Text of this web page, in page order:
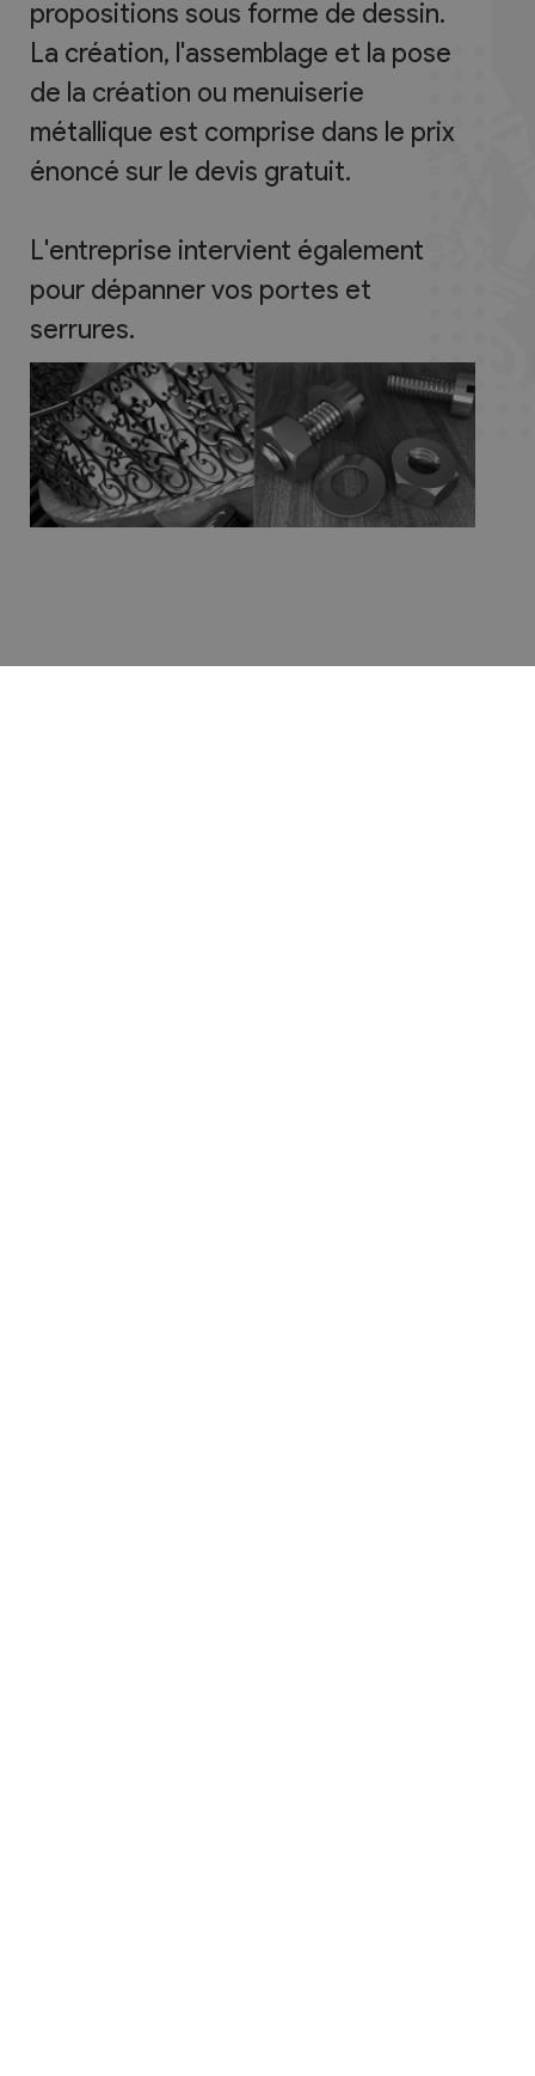
propositions sous forme de dessin.
La création, l'assemblage et la pose
de la création ou menuiserie
métallique est comprise dans le prix
énoncé sur le devis gratuit.
L'entreprise intervient également
pour dépanner vos portes et
serrures.